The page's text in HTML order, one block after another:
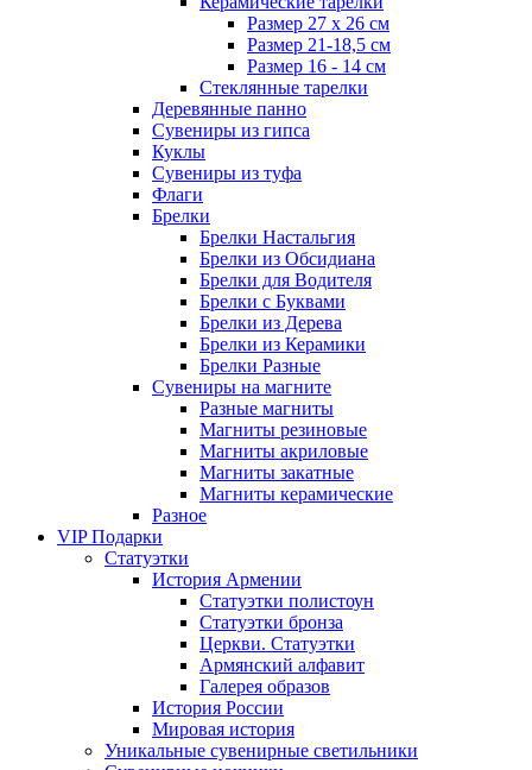
Размер 27 х 26 см
Размер 21-18,5 см
Размер 16 - 14 см
Стеклянные тарелки
Деревянные панно
Сувениры из гипса
Куклы
Сувениры из туфа
Флаги
Брелки
Брелки Настальгия
Брелки из Обсидиана
Брелки для Водителя
Брелки с Буквами
Брелки из Дерева
Брелки из Керамики
Брелки Разные
Сувениры на магните
Разные магниты
Магниты резиновые
Магниты акриловые
Магниты закатные
Магниты керамические
Разное
VIP Подарки
Статуэтки
История Армении
Статуэтки полистоун
Статуэтки бронза
Церкви. Статуэтки
Армянский алфавит
Галерея образов
История России
Мировая история
Уникальные сувенирные светильники